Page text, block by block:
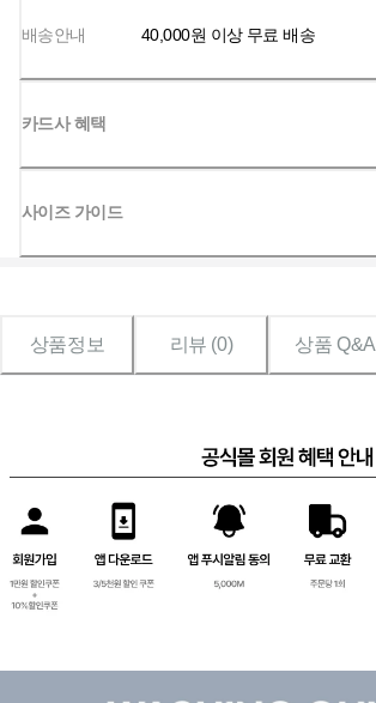
배송안내 40,000원 이상 무료 배송
카드사 혜택
사이즈 가이드
상품정보 리뷰 (0) 상품 Q&A